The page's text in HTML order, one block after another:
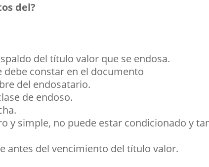
del?
del título valor que se endosa.
debe constar en el documento
del endosatario.
de endoso.
y simple, no puede estar condicionado y
antes del vencimiento del título valor.